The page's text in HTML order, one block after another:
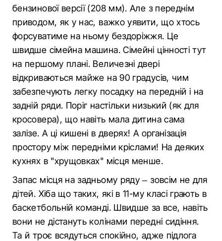
бензинової версії (208 мм). Але з переднім
приводом, як у нас, важко уявити, що хтось
форсуватиме на ньому бездоріжжя. Це
швидше сімейна машина. Сімейні цінності тут
на першому плані. Величезні двері
відкриваються майже на 90 градусів, чим
забезпечують легку посадку на передній і на
задній ряди. Поріг настільки низький (як для
кросовера), що навіть мала дитина сама
залізе. А ці кишені в дверях! А організація
простору між передніми кріслами! На деяких
кухнях в "хрущовках" місця менше.
Запас місця на задньому ряду – зовсім не для
дітей. Хіба що таких, які в 11-му класі грають в
баскетбольній команді. Швидше за все, навіть
вони не дістануть колінами передні сидіння.
Та й троє всядуться спокійно, адже підлога